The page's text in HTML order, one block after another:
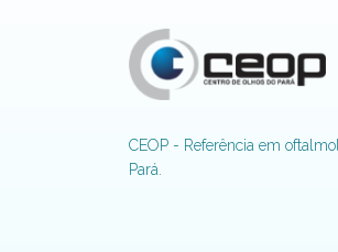
CEOP - Referência em
Pará.